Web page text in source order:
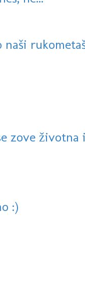
naši
zove životna
:)